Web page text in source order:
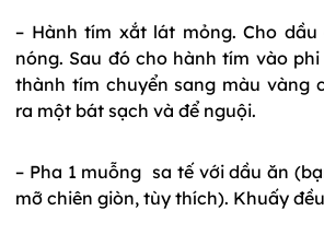
– Hành tím xắt lát mỏng. Cho
nóng. Sau đó cho hành tím vào
thành tím chuyển sang màu vàng
ra một bát sạch và để nguội.
– Pha 1 muỗng sa tế với dầu ăn
mỡ chiên giòn, tùy thích). Khuấy